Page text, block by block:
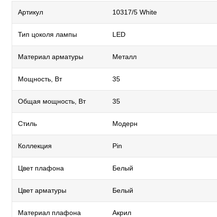
Артикул 10317/5 White
Тип цоколя лампы LED
Материал арматуры Металл
Мощность, Вт 35
Общая мощность, Вт 35
Стиль Модерн
Коллекция Pin
Цвет плафона Белый
Цвет арматуры Белый
Материал плафона Акрил